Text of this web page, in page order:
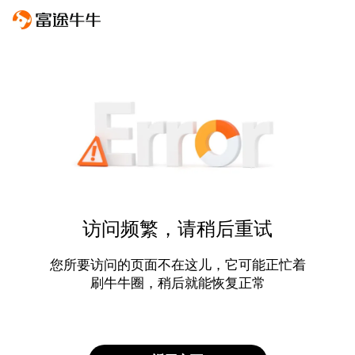
访问频繁，请稍后重试
您所要访问的页面不在这儿，它可能正忙着
刷牛牛圈，稍后就能恢复正常